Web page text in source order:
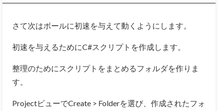
さて次はボールに初速を与えて動くようにします。
初速を与えるためにC#スクリプトを作成します。
整理のためにスクリプトをまとめるフォルダを作りま
す。
ProjectビューでCreate > Folderを選び、作成されたフォ